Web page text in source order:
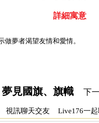
詳細寓意
夢者渴望友情和愛情。
夢見國旗、旗幟 下
視訊聊天交友 Live176一